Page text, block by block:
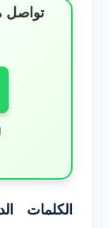
تواصل
الكلمات